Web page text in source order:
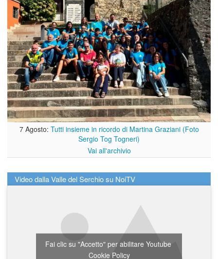
7 Agosto: Tutti insieme in ricordo di Martina Graziani (Foto
Sergio Tog Togneri)
Vai all'archivio
Video dalla Valle del Serchio su NoiTV
Fai clic su "Accetto" per abilitare Youtube
Cookie Policy